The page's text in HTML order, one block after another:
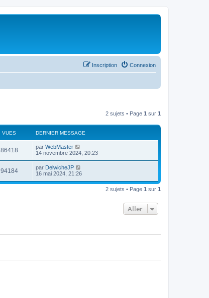
Connexion
Inscription
2 sujets • Page 1 sur 1
VUES DERNIER MESSAGE
86418 par WebMaster
14 novembre 2024, 20:23
94184 par DelwicheJP
16 mai 2024, 21:26
2 sujets • Page 1 sur 1
Aller